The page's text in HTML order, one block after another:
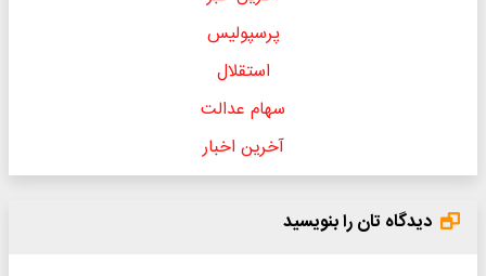
پرسپولیس
استقلال
سهام عدالت
آخرین اخبار
دیدگاه تان را بنویسید